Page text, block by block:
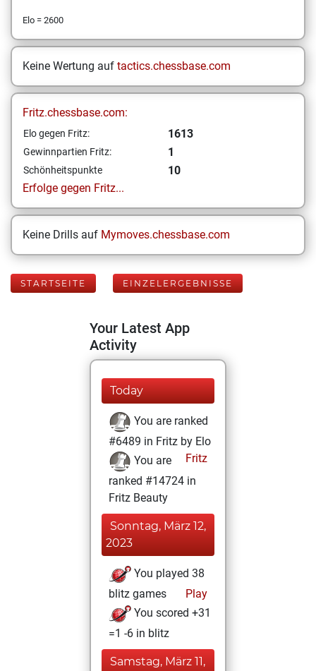
Elo = 2600
Keine Wertung auf tactics.chessbase.com
Fritz.chessbase.com:
Elo gegen Fritz: 1613
Gewinnpartien Fritz: 1
Schönheitspunkte
10
Erfolge gegen Fritz...
Keine Drills auf Mymoves.chessbase.com
STARTSEITE EINZELERGEBNISSE
Your Latest App
Activity
Today
You are ranked
#6489 in Fritz by Elo
Fritz
You are
ranked #14724 in
Fritz Beauty
Sonntag, März 12,
2023
You played 38
blitz games
Play
You scored +31
=1 -6 in blitz
Samstag, März 11,